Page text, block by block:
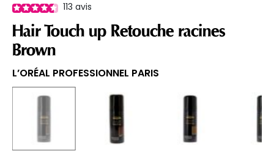
113 avis
Hair Touch up Retouche racines
Brown
L’ORÉAL PROFESSIONNEL PARIS
selected